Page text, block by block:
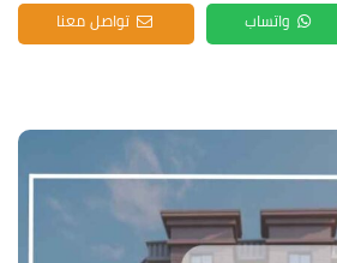
واتساب تواصل معنا